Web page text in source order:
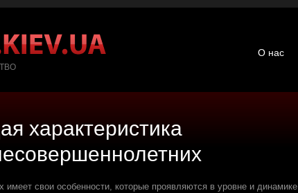
О нас
характеристика
имеет свои особенности, которые проявляются в уровне и динамике